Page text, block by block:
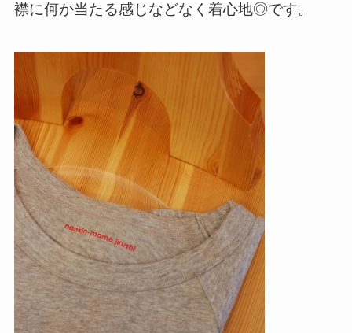
襟に何か当たる感じなどなく着心地◎です。